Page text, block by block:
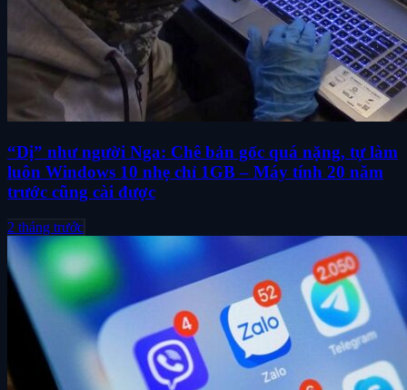
“Dị” như người Nga: Chê bản gốc quá nặng, tự làm
luôn Windows 10 nhẹ chỉ 1GB – Máy tính 20 năm
trước cũng cài được
2 tháng trước